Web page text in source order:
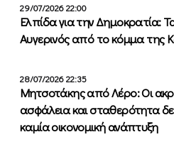
29/07/2026 22:00
Ελπίδα για την Δημοκρατία:
Αυγερινός από το κόμμα της
28/07/2026 22:35
Μητσοτάκης από Λέρο: Οι
ασφάλεια και σταθερότητα
καμία οικονομική ανάπτυξη